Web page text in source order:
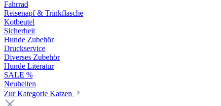
Fahrrad
Reisenapf & Trinkflasche
Kotbeutel
Sicherheit
Hunde Zubehör
Druckservice
Diverses Zubehör
Hunde Literatur
SALE %
Neuheiten
Zur Kategorie Katzen